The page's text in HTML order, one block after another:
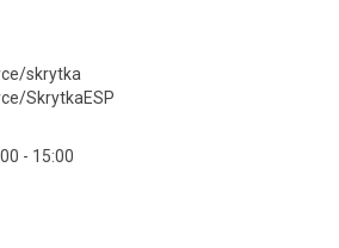
skrytka
SkrytkaESP
- 15:00